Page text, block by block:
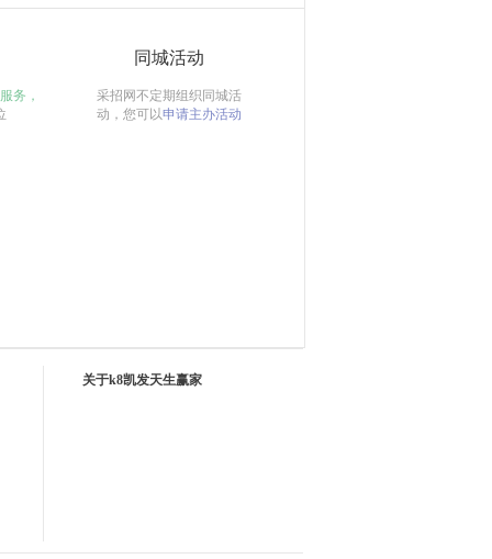
务，
同城活动
采招网不定期组织同城活
动，您可以申请主办活动
关于k8凯发天生赢家